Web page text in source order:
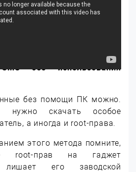
без использования
без помощи ПК можно.
скачать особое
а иногда и root-права.
этого метода помните,
root-прав на гаджет
лишает его заводской